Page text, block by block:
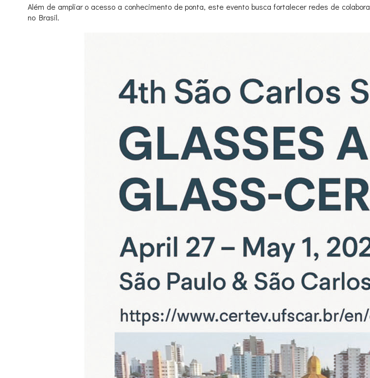
Além de ampliar o acesso a conhecimento de ponta, este evento busca fortalecer redes de
no Brasil.